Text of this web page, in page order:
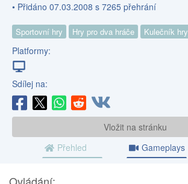
• Přidáno 07.03.2008 s 7265 přehrání
Sportovní hry Hry pro dva hráče Kulečník hry
Platformy:
Sdílej na:
Vložit na stránku
Přehled
Gameplays